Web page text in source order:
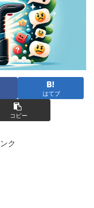
はてブ
コピー
ク